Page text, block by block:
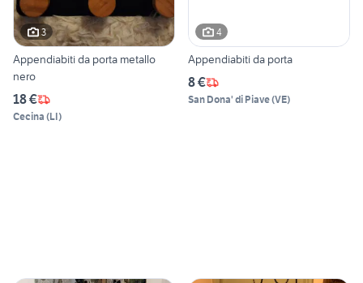
3
Appendiabiti da porta metallo
nero
18 €
Cecina (LI)
4
Appendiabiti da porta
8 €
San Dona' di Piave(VE)